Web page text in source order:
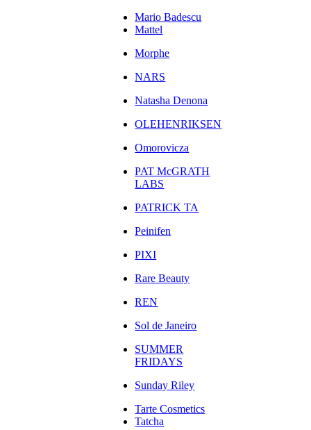
Mario Badescu
Mattel
Morphe
NARS
Natasha Denona
OLEHENRIKSEN
Omorovicza
PAT McGRATH
LABS
PATRICK TA
Peinifen
PIXI
Rare Beauty
REN
Sol de Janeiro
SUMMER
FRIDAYS
Sunday Riley
Tarte Cosmetics
Tatcha